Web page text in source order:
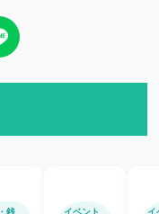
銭 イベント イ